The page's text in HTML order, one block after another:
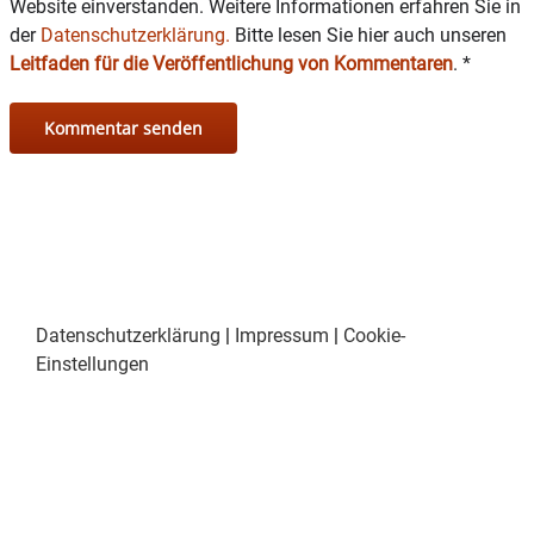
Website einverstanden. Weitere Informationen erfahren Sie in
der Datenschutzerklärung. Bitte lesen Sie hier auch unseren
Leitfaden für die Veröffentlichung von Kommentaren. *
Datenschutzerklärung | Impressum | Cookie-
Einstellungen